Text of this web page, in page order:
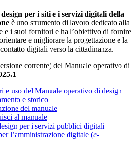
per i siti e i servizi digitali della
è uno strumento di lavoro dedicato alla
e i suoi fornitori e ha l’obiettivo di fornire
e migliorare la progettazione e la
digitali verso la cittadinanza.
corrente) del Manuale operativo di
.
e uso del Manuale operativo di design
e storico
del manuale
al manuale
per i servizi pubblici digitali
l’amministrazione digitale (e-